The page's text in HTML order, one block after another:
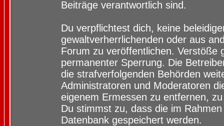
Beiträge verantwortlich sind.
Du verpflichtest dich, keine
gewaltverherrlichenden oder aus
Forum zu veröffentlichen. Verstöße
permanenter Sperrung. Die
die strafverfolgenden Behörden
Administratoren und Moderatoren
eigenem Ermessen zu entfernen,
Du stimmst zu, dass die im
Datenbank gespeichert werden.